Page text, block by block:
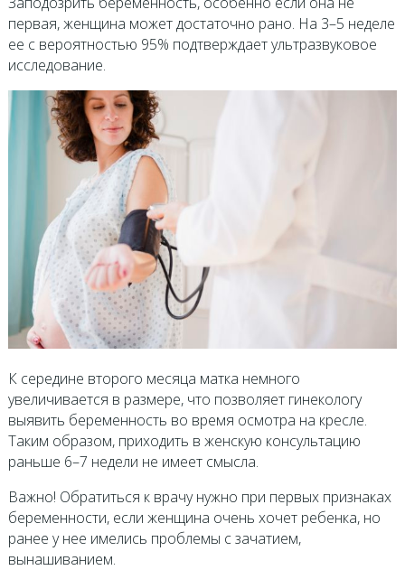
первая, женщина может достаточно рано. На 3–5 неделе
ее с вероятностью 95% подтверждает ультразвуковое
исследование.
К середине второго месяца матка немного
увеличивается в размере, что позволяет гинекологу
выявить беременность во время осмотра на кресле.
Таким образом, приходить в женскую консультацию
раньше 6–7 недели не имеет смысла.
Важно! Обратиться к врачу нужно при первых признаках
беременности, если женщина очень хочет ребенка, но
ранее у нее имелись проблемы с зачатием,
вынашиванием.